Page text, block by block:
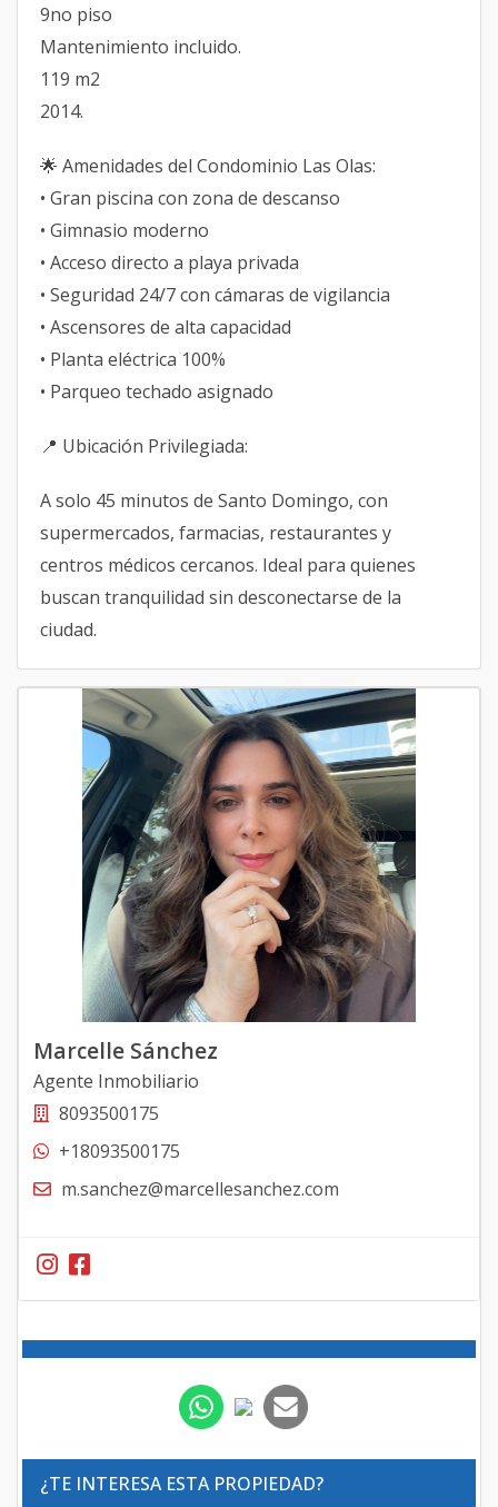
9no piso
Mantenimiento incluido.
119 m2
2014.
🌟 Amenidades del Condominio Las Olas:
• Gran piscina con zona de descanso
• Gimnasio moderno
• Acceso directo a playa privada
• Seguridad 24/7 con cámaras de vigilancia
• Ascensores de alta capacidad
• Planta eléctrica 100%
• Parqueo techado asignado
📍 Ubicación Privilegiada:
A solo 45 minutos de Santo Domingo, con
supermercados, farmacias, restaurantes y
centros médicos cercanos. Ideal para quienes
buscan tranquilidad sin desconectarse de la
ciudad.
Marcelle Sánchez
Agente Inmobiliario
8093500175
+18093500175
m.sanchez@marcellesanchez.com
¿TE INTERESA ESTA PROPIEDAD?